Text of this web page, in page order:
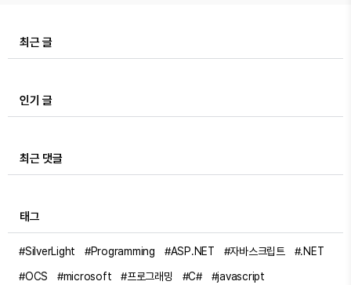
소통 방식주호진김선호감정보다 논리가 앞서는 6개 국어
능력의 다중언어 통역사진심을 직설적으로 표현하는 직선
최근 글
인기 글
최근 댓글
태그
#SilverLight #Programming #ASP.NET #자바스크립트
#.NET
#OCS
#microsoft #프로그래밍 #C# #javascript